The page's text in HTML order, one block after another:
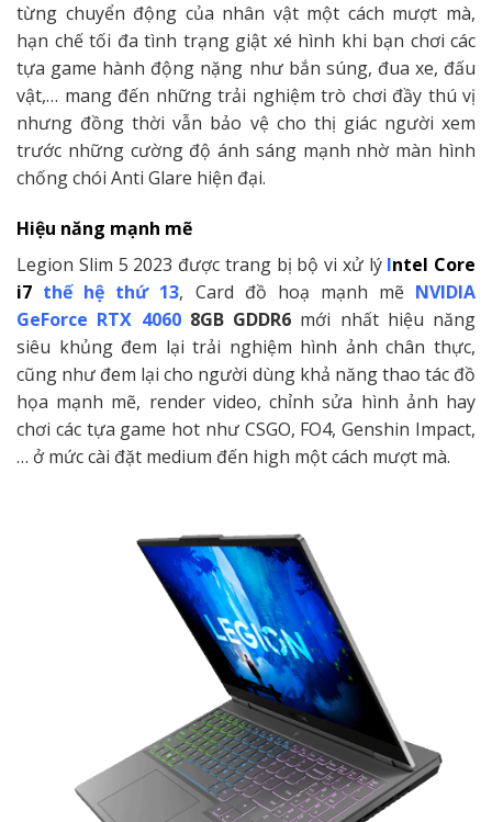
từng chuyển động của nhân vật một cách mượt mà,
hạn chế tối đa tình trạng giật xé hình khi bạn chơi các
tựa game hành động nặng như bắn súng, đua xe, đấu
vật,… mang đến những trải nghiệm trò chơi đầy thú vị
nhưng đồng thời vẫn bảo vệ cho thị giác người xem
trước những cường độ ánh sáng mạnh nhờ màn hình
chống chói Anti Glare hiện đại.
Hiệu năng mạnh mẽ
Legion Slim 5 2023 được trang bị bộ vi xử lý Intel Core
i7 thế hệ thứ 13, Card đồ hoạ mạnh mẽNVIDIA
GeForce RTX 4060 8GB GDDR6 mới nhất hiệu năng
siêu khủng đem lại trải nghiệm hình ảnh chân thực,
cũng như đem lại cho người dùng khả năng thao tác đồ
họa mạnh mẽ, render video, chỉnh sửa hình ảnh hay
chơi các tựa game hot như CSGO, FO4, Genshin Impact,
… ở mức cài đặt medium đến high một cách mượt mà.